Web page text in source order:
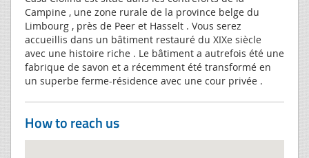
Campine , une zone rurale de la province belge du
Limbourg , près de Peer et Hasselt . Vous serez
accueillis dans un bâtiment restauré du XIXe siècle
avec une histoire riche . Le bâtiment a autrefois été une
fabrique de savon et a récemment été transformé en
un superbe ferme-résidence avec une cour privée .
How to reach us